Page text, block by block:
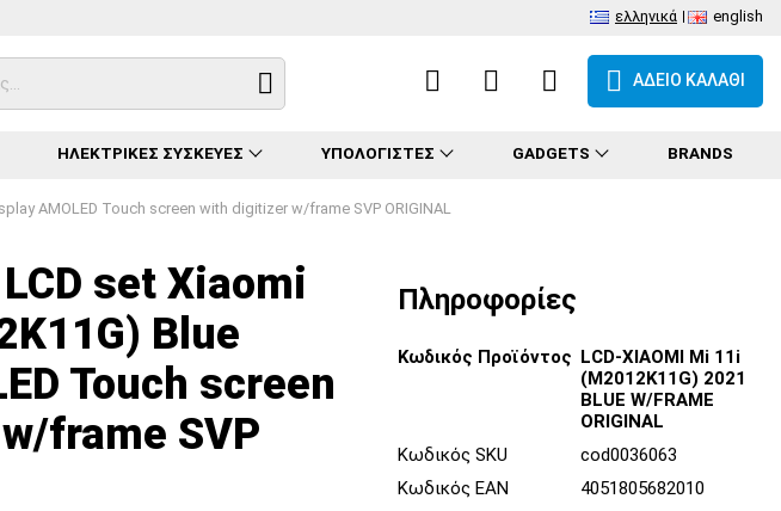
ελληνικά english
ΑΔΕΙΟ ΚΑΛΑΘΙ
ΗΛΕΚΤΡΙΚΕΣ ΣΥΣΚΕΥΕΣ ΥΠΟΛΟΓΙΣΤΕΣ GADGETS BRANDS
AMOLED Touch screen with digitizer w/frame SVP ORIGINAL
set Xiaomi
Blue
Touch screen
frame SVP
Πληροφορίες
Κωδικός Προϊόντος LCD-XIAOMI Mi 11i
(M2012K11G) 2021
BLUE W/FRAME
ORIGINAL
Κωδικός SKU
cod0036063
Κωδικός EAN
4051805682010